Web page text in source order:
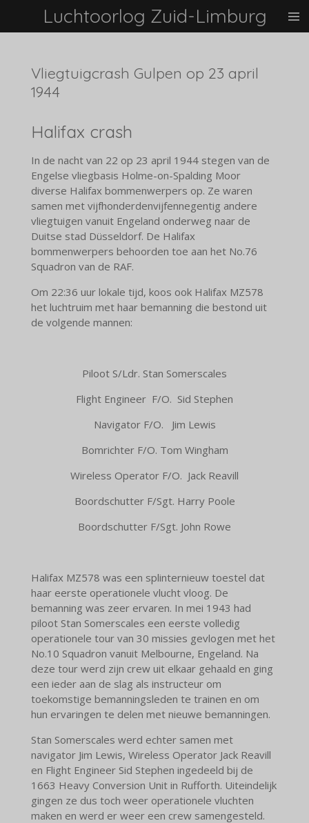
hoofdinhoud
Luchtoorlog Zuid-Limburg
Vliegtuigcrash Gulpen op 23 april
1944
Halifax crash
In de nacht van 22 op 23 april 1944 stegen van de
Engelse vliegbasis Holme-on-Spalding Moor
diverse Halifax bommenwerpers op. Ze waren
samen met vijfhonderdenvijfennegentig andere
vliegtuigen vanuit Engeland onderweg naar de
Duitse stad Düsseldorf. De Halifax
bommenwerpers behoorden toe aan het No.76
Squadron van de RAF.
Om 22:36 uur lokale tijd, koos ook Halifax MZ578
het luchtruim met haar bemanning die bestond uit
de volgende mannen:
Piloot S/Ldr. Stan Somerscales
Flight Engineer F/O. Sid Stephen
Navigator F/O. Jim Lewis
Bomrichter F/O. Tom Wingham
Wireless Operator F/O. Jack Reavill
Boordschutter F/Sgt. Harry Poole
Boordschutter F/Sgt. John Rowe
Halifax MZ578 was een splinternieuw toestel dat
haar eerste operationele vlucht vloog. De
bemanning was zeer ervaren. In mei 1943 had
piloot Stan Somerscales een eerste volledig
operationele tour van 30 missies gevlogen met het
No.10 Squadron vanuit Melbourne, Engeland. Na
deze tour werd zijn crew uit elkaar gehaald en ging
een ieder aan de slag als instructeur om
toekomstige bemanningsleden te trainen en om
hun ervaringen te delen met nieuwe bemanningen.
Stan Somerscales werd echter samen met
navigator Jim Lewis, Wireless Operator Jack Reavill
en Flight Engineer Sid Stephen ingedeeld bij de
1663 Heavy Conversion Unit in Rufforth. Uiteindelijk
gingen ze dus toch weer operationele vluchten
maken en werd er weer een crew samengesteld.